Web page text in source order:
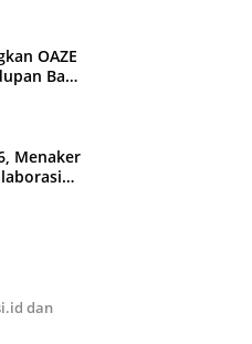
OAZE
Baru
Menaker
dan